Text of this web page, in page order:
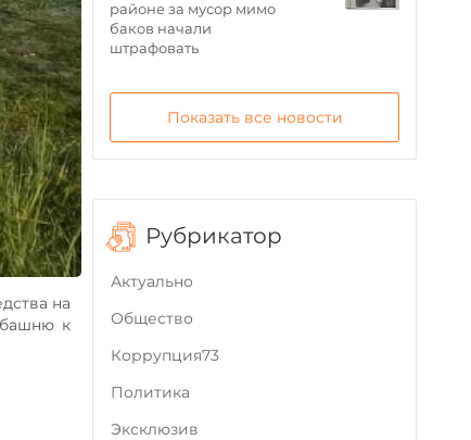
на
к
районе за мусор мимо
баков начали
штрафовать
Показать все новости
Рубрикатор
Актуально
Общество
Коррупция73
Политика
Эксклюзив